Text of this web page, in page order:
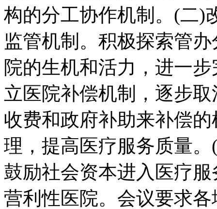
构的分工协作机制。(二)
监管机制。积极探索管
院的生机和活力，进一
立医院补偿机制，逐步
收费和政府补助来补偿
理，提高医疗服务质量
鼓励社会资本进入医疗
营利性医院。会议要求